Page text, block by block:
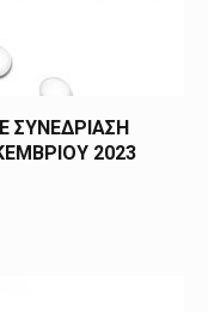
ΣΥΝΕΔΡΙΑΣΗ
2023